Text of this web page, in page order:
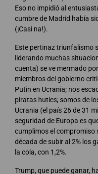
Eso no impidió al
cumbre de Madrid había
(¡Casi na!).
Este pertinaz triunfalismo
liderando muchas
cuenta) se ve mermado
miembros del gobierno
Putin en Ucrania; nos
piratas hutíes; somos de
Ucrania (el país 26 de 31
seguridad de Europa es
cumplimos el compromiso
década de subir al 2% los
la cola, con 1,2%.
Trump, que puede ganar,